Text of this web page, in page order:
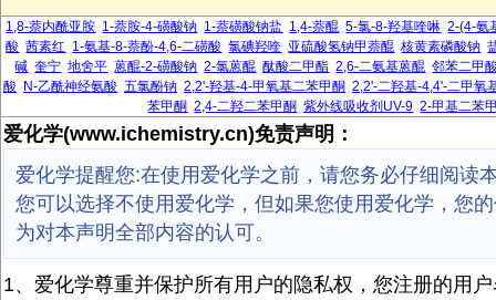
1,8-萘内酰亚胺 1-萘胺-4-磺酸钠 1-萘磺酸钠盐 1,4-萘醌 5-氯-8-羟基喹啉 2-(4-氨
酸 茜素红 1-氨基-8-萘酚-4,6-二磺酸 氯碘羟喹 亚硫酸氢钠甲萘醌 核黄素磷酸钠
碱 奎宁 地舍平 蒽醌-2-磺酸钠 2-氯蒽醌 酞酸二甲酯 2,6-二氨基蒽醌 邻苯二甲
酸
N-乙酰神经氨酸 五氯酚钠 2,2'-羟基-4-甲氧基二苯甲酮 2,2'-二羟基-4,4'-二甲氧
苯甲酮 2,4-二羟二苯甲酮 紫外线吸收剂UV-9 2-甲基二苯
爱化学(www.ichemistry.cn)免责声明：
爱化学提醒您:在使用爱化学之前，请您务必仔细阅读
您可以选择不使用爱化学，但如果您使用爱化学，您
为对本声明全部内容的认可。
1、爱化学尊重并保护所有用户的隐私权，您注册的用